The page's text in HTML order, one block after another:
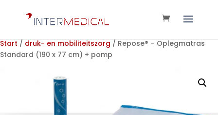
Start / druk- en mobiliteitszorg / Repose® – Oplegmatras
Standard (190 x 77 cm) + pomp